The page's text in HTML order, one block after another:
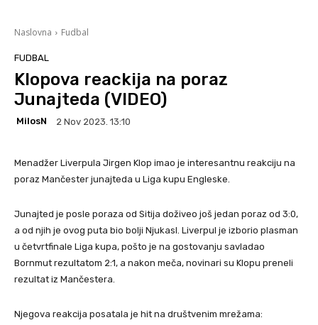
Naslovna Fudbal
FUDBAL
Klopova reackija na poraz
Junajteda (VIDEO)
MilosN 2 Nov 2023. 13:10
Menadžer Liverpula Jirgen Klop imao je interesantnu reakciju na
poraz Mančester junajteda u Liga kupu Engleske.
Junajted je posle poraza od Sitija doživeo još jedan poraz od 3:0,
a od njih je ovog puta bio bolji Njukasl. Liverpul je izborio plasman
u četvrtfinale Liga kupa, pošto je na gostovanju savladao
Bornmut rezultatom 2:1, a nakon meča, novinari su Klopu preneli
rezultat iz Mančestera.
Njegova reakcija posatala je hit na društvenim mrežama: